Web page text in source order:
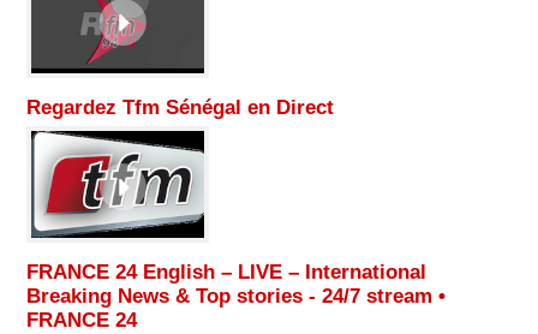
Regardez Tfm Sénégal en Direct
FRANCE 24 English – LIVE – International
Breaking News & Top stories - 24/7 stream •
FRANCE 24